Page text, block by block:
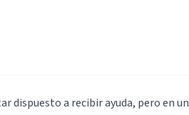
dispuesto a recibir ayuda, pero en un